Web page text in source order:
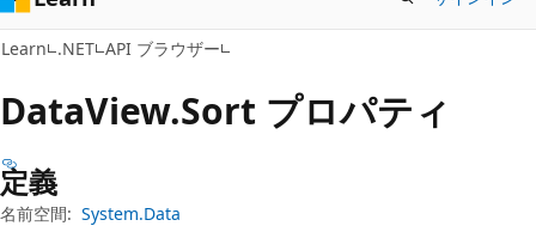
プ
ス
キ
ッ
プ
Learn .NET API ブラウザー
DataView.Sort プロパティ
定義
名前空間: System.Data